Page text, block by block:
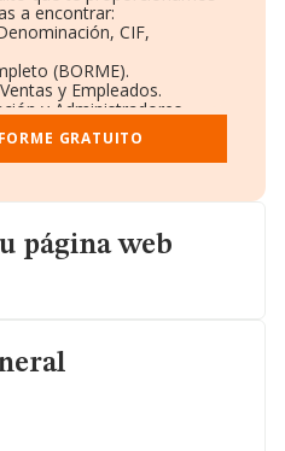
a encontrar:
CIF,
(BORME).
y Empleados.
y Administradores.
en otras empresas.
complementaria.
GRATUITO
web
página web